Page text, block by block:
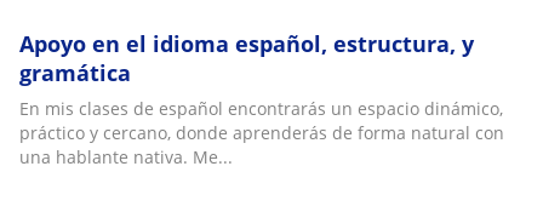
Apoyo en el idioma español, estructura, y
gramática
En mis clases de español encontrarás un espacio dinámico,
práctico y cercano, donde aprenderás de forma natural con
una hablante nativa. Me...